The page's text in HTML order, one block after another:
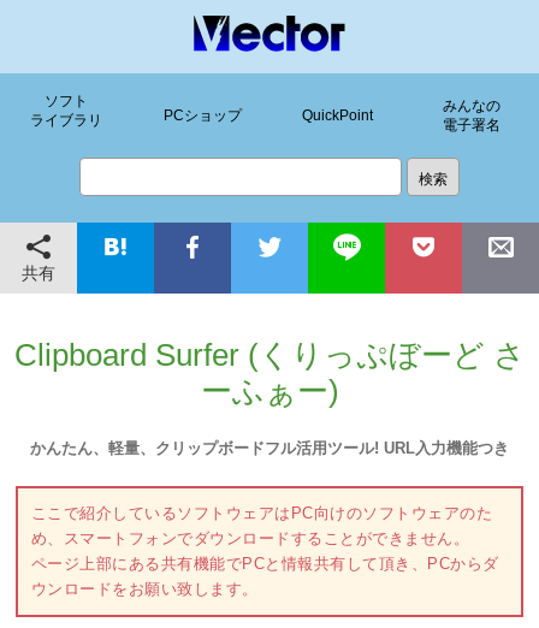
ソフト
ライブラリ
PCショップ QuickPoint
みんなの
電子署名
共有
Clipboard Surfer (くりっぷぼーど さ
ーふぁー)
かんたん、軽量、クリップボードフル活用ツール! URL入力機能つき
ここで紹介しているソフトウェアはPC向けのソフトウェアのた
め、スマートフォンでダウンロードすることができません。
ページ上部にある共有機能でPCと情報共有して頂き、PCからダ
ウンロードをお願い致します。